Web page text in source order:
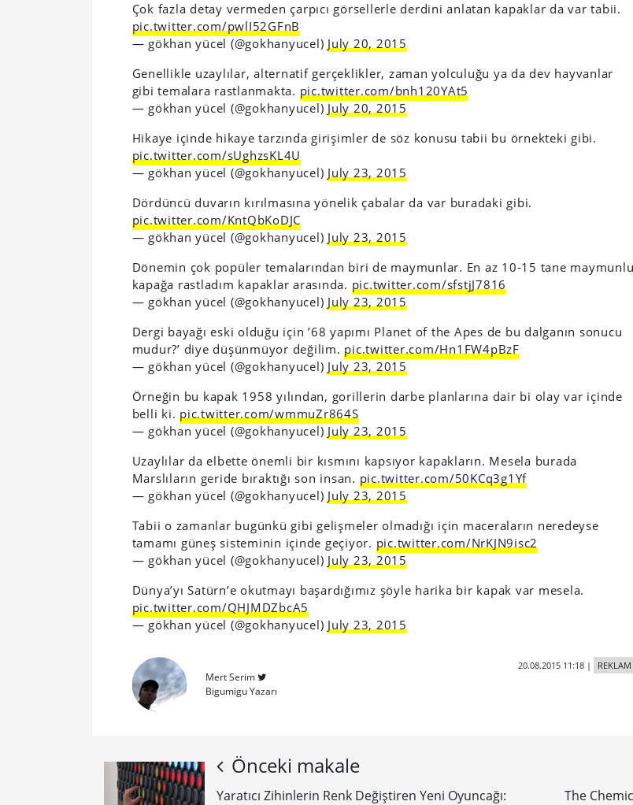
Çok fazla detay vermeden çarpıcı görsellerle derdini anlatan kapaklar da var tabii.
pic.twitter.com/pwlI52GFnB
— gökhan yücel (@gokhanyucel) July 20, 2015
Genellikle uzaylılar, alternatif gerçeklikler, zaman yolculuğu ya da dev hayvanlar
gibi temalara rastlanmakta. pic.twitter.com/bnh120YAt5
— gökhan yücel (@gokhanyucel) July 20, 2015
Hikaye içinde hikaye tarzında girişimler de söz konusu tabii bu örnekteki gibi.
pic.twitter.com/sUghzsKL4U
— gökhan yücel (@gokhanyucel) July 23, 2015
Dördüncü duvarın kırılmasına yönelik çabalar da var buradaki gibi.
pic.twitter.com/KntQbKoDJC
— gökhan yücel (@gokhanyucel) July 23, 2015
Dönemin çok popüler temalarından biri de maymunlar. En az 10-15 tane maymunlu
kapağa rastladım kapaklar arasında. pic.twitter.com/sfstjJ7816
— gökhan yücel (@gokhanyucel) July 23, 2015
Dergi bayağı eski olduğu için ’68 yapımı Planet of the Apes de bu dalganın sonucu
mudur?’ diye düşünmüyor değilim. pic.twitter.com/Hn1FW4pBzF
— gökhan yücel (@gokhanyucel) July 23, 2015
Örneğin bu kapak 1958 yılından, gorillerin darbe planlarına dair bi olay var içinde
belli ki. pic.twitter.com/wmmuZr864S
— gökhan yücel (@gokhanyucel) July 23, 2015
Uzaylılar da elbette önemli bir kısmını kapsıyor kapakların. Mesela burada
Marslıların geride bıraktığı son insan. pic.twitter.com/50KCq3g1Yf
— gökhan yücel (@gokhanyucel) July 23, 2015
Tabii o zamanlar bugünkü gibi gelişmeler olmadığı için maceraların neredeyse
tamamı güneş sisteminin içinde geçiyor. pic.twitter.com/NrKJN9isc2
— gökhan yücel (@gokhanyucel) July 23, 2015
Dünya’yı Satürn’e okutmayı başardığımız şöyle harika bir kapak var mesela.
pic.twitter.com/QHJMDZbcA5
— gökhan yücel (@gokhanyucel) July 23, 2015
Mert Serim
Bigumigu Yazarı
20.08.2015 11:18| REKLAM
Önceki makale
​Yaratıcı Zihinlerin Renk Değiştiren Yeni Oyuncağı: The